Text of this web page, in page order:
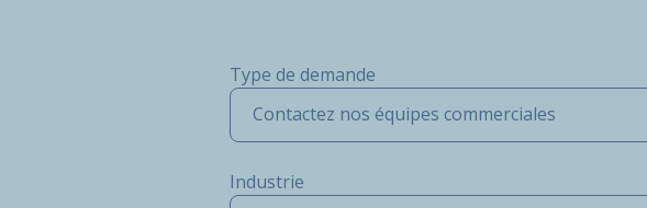
Type de demande
Contactez nos équipes commerciales
Industrie